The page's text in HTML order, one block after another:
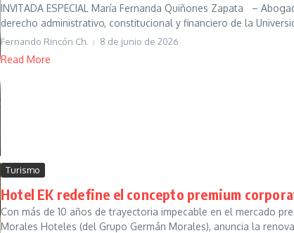
INVITADA ESPECIAL María Fernanda Quiñones Zapata –
derecho administrativo, constitucional y financiero de la
Fernando Rincón Ch. 8 de junio de 2026
Read More
Turismo
Hotel EK redefine el concepto premium
Con más de 10 años de trayectoria impecable en el mercado
Morales Hoteles (del Grupo Germán Morales), anuncia la